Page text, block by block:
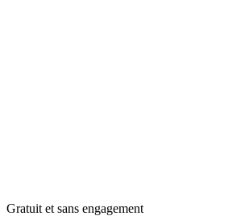
Gratuit et sans engagement